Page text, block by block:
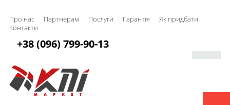
Про нас Партнерам Послуги Гарантія
Як придбати
Контакти
+38 (096) 799-90-13